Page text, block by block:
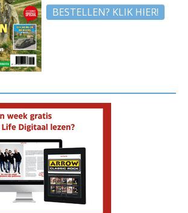
BESTELLEN? KLIK HIER!